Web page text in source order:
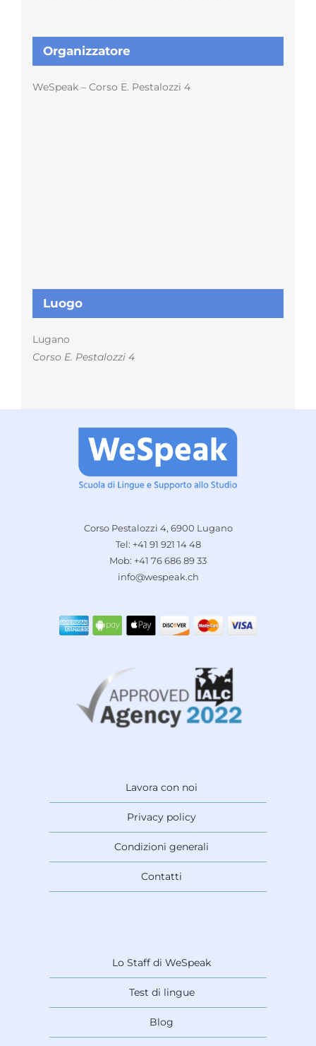
Organizzatore
WeSpeak – Corso E. Pestalozzi 4
Luogo
Lugano
Corso E. Pestalozzi 4
Corso Pestalozzi 4, 6900 Lugano
Tel: +41 91 921 14 48
Mob: +41 76 686 89 33
info@wespeak.ch
Lavora con noi
Privacy policy
Condizioni generali
Contatti
Lo Staff di WeSpeak
Test di lingue
Blog